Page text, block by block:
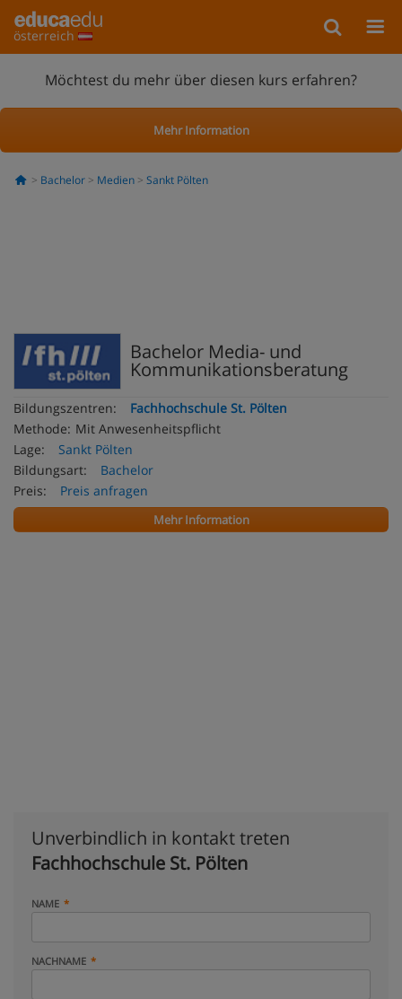
österreich
Möchtest du mehr über diesen kurs erfahren?
Mehr Information
Bachelor Medien Sankt Pölten
Bachelor Media- und
Kommunikationsberatung
Bildungszentren:
Fachhochschule St. Pölten
Methode: Mit Anwesenheitspflicht
Lage:
Sankt Pölten
Bildungsart:
Bachelor
Preis:
Preis anfragen
Mehr Information
Unverbindlich in kontakt treten
Fachhochschule St. Pölten
NAME
NACHNAME